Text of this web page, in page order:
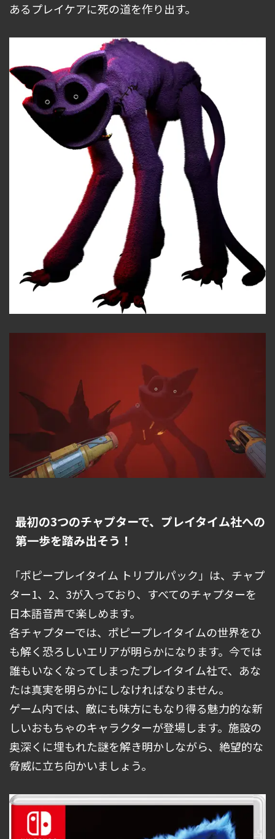
あるプレイケアに死の道を作り出す。
最初の3つのチャプターで、プレイタイム社への
第一歩を踏み出そう！
「ポピープレイタイム トリプルパック」は、チャプ
ター1、2、3が入っており、すべてのチャプターを
日本語音声で楽しめます。
各チャプターでは、ポピープレイタイムの世界をひ
も解く恐ろしいエリアが明らかになります。今では
誰もいなくなってしまったプレイタイム社で、あな
たは真実を明らかにしなければなりません。
ゲーム内では、敵にも味方にもなり得る魅力的な新
しいおもちゃのキャラクターが登場します。施設の
奥深くに埋もれた謎を解き明かしながら、絶望的な
脅威に立ち向かいましょう。